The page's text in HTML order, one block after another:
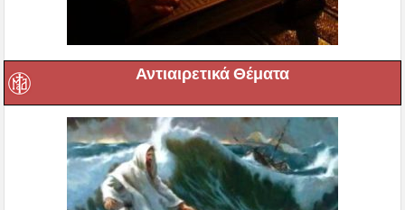
Αντιαιρετικά Θέματα